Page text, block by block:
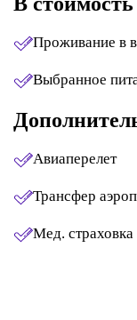
Проживание в
Выбранное
Авиаперелет
Трансфер
Мед. страховка